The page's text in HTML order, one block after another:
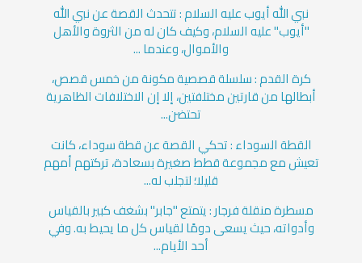
نبي الله أيوب عليه السلام : تتحدث القصة عن نبي الله
"أيوب" عليه السلام، وكيف كان له من الثروة والأهل
والأموال، وعندما ...
كرة القدم : سلسلة قصصية مكونة من خمس قصص،
أبطالها من قارتين مختلفتين، إلا إن الاختلافات الظاهرية
تحتضن...
القطة السوداء : تحكي القصة عن قطة سوداء، كانت
تعيش مع مجموعة قطط صغيرة بسعادة، تركتهم أمهم
قليلا؛ لتجلب له...
مسطرة منقلة فرجار : يتمتع "جابر" بشغف كبير بالقياس
وأدواته، حيث يسعى دومًا لقياس كل ما يحيط به. وفي
أحد الأيام...